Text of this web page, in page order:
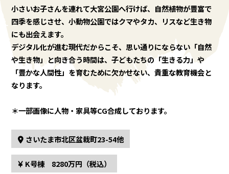
小さいお子さんを連れて大宮公園へ行けば、自然植物が豊富で
四季を感じさせ、小動物公園ではクマやタカ、リスなど生き物
にも出会えます。
デジタル化が進む現代だからこそ、思い通りにならない「自然
や生き物」と向き合う時間は、子どもたちの「生きる力」や
「豊かな人間性」を育むために欠かせない、貴重な教育機会と
なります。
＊一部画像に人物・家具等CG合成しております。
さいたま市北区盆栽町23-54他
K号棟 8280万円（税込）